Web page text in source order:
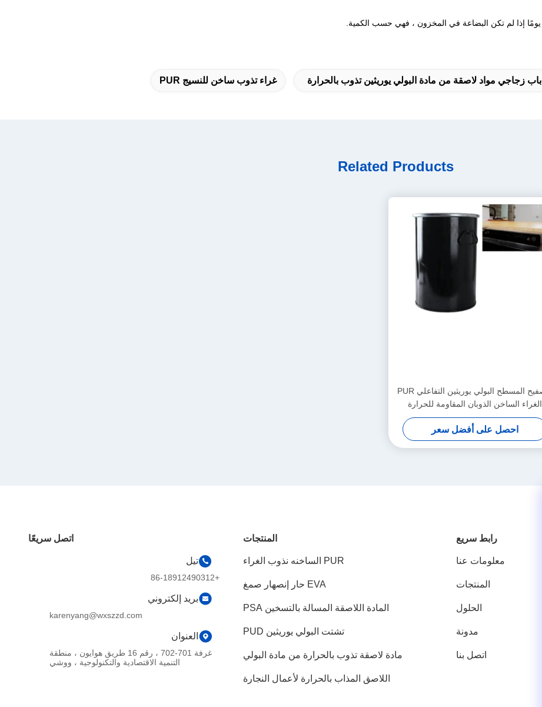
باب زجاجي مواد لاصقة من مادة البولي يوريثين تذوب بالحرارة غراء تذوب ساخن للنسيج PUR
Related Products
التصفيح المسطح البولي يوريثين التفاعلي PUR
الغراء الساخن الذوبان المقاومة للحرارة
النجارة
احصل على أفضل سعر
رابط سريع
معلومات عنا
المنتجات
الحلول
مدونة
اتصل بنا
المنتجات
PUR الساخنه نذوب الغراء
EVA حار إنصهار صمغ
المادة اللاصقة المسالة بالتسخين PSA
تشتت البولي يوريثين PUD
مادة لاصقة تذوب بالحرارة من مادة البولي
اللاصق المذاب بالحرارة لأعمال النجارة
اتصل سريعًا
تيل
+86-18912490312
بريد إلكتروني
karenyang@wxszzd.com
العنوان
غرفة 701-702 ، رقم 16 طريق هوايون ، منطقة
التنمية الاقتصادية والتكنولوجية ، ووشي